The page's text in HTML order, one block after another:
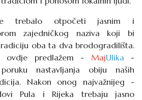
trebalo otpočeti jasnim i
zajedničkog naziva koji bi
oba ta dva brodogradilišta.
ovdje predlažem - MajUlika -
nastavljanja obiju naših
Nakon onog najvažnijeg -
Pula i Rijeka trebaju jasno